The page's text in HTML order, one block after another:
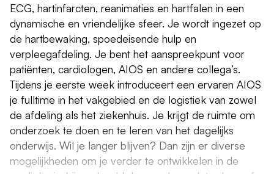
ECG, hartinfarcten, reanimaties en hartfalen in een
dynamische en vriendelijke sfeer. Je wordt ingezet op
de hartbewaking, spoedeisende hulp en
verpleegafdeling. Je bent het aanspreekpunt voor
patiënten, cardiologen, AIOS en andere collega’s.
Tijdens je eerste week introduceert een ervaren AIOS
je fulltime in het vakgebied en de logistiek van zowel
de afdeling als het ziekenhuis. Je krijgt de ruimte om
onderzoek te doen en te leren van het dagelijks
onderwijs. Wil je langer blijven? Dan zijn er diverse
mogelijkheden om je verder te ontwikkelen in de